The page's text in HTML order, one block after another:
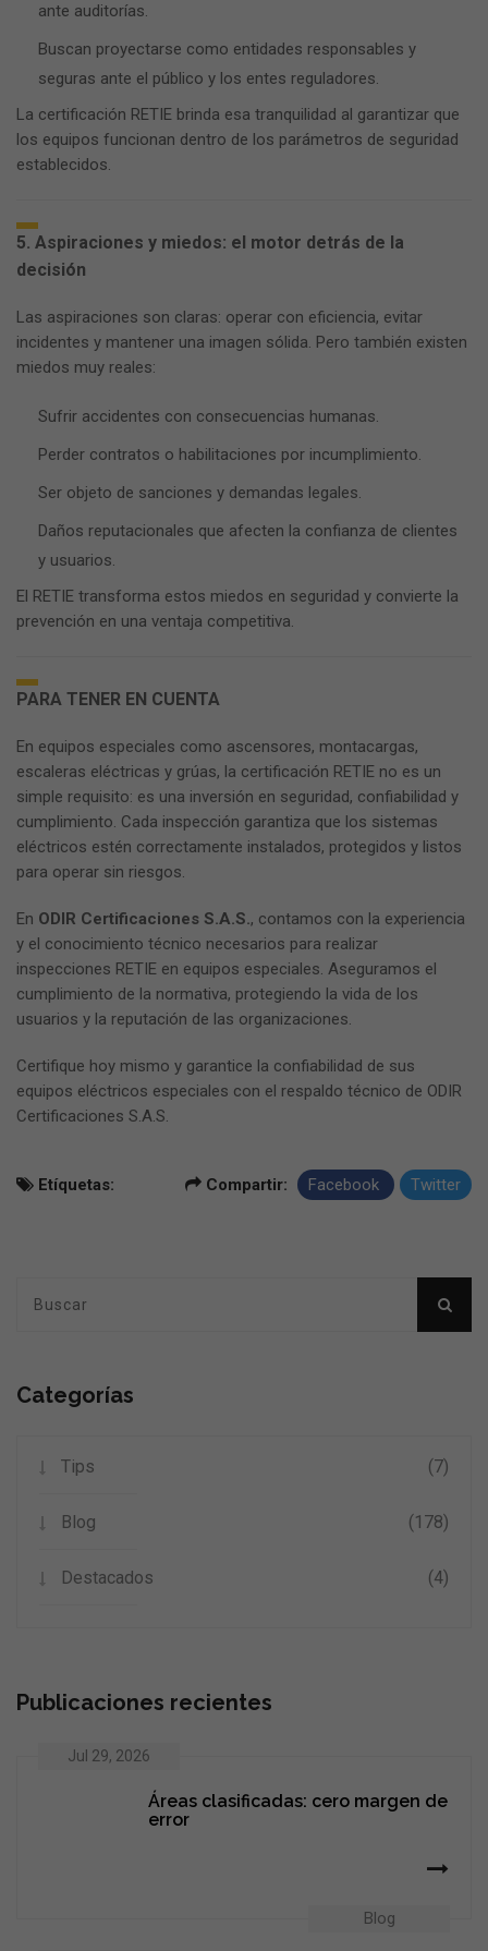
ante auditorías.
Buscan proyectarse como entidades responsables y
seguras ante el público y los entes reguladores.
La certificación RETIE brinda esa tranquilidad al garantizar que
los equipos funcionan dentro de los parámetros de seguridad
establecidos.
5. Aspiraciones y miedos: el motor detrás de la
decisión
Las aspiraciones son claras: operar con eficiencia, evitar
incidentes y mantener una imagen sólida. Pero también existen
miedos muy reales:
Sufrir accidentes con consecuencias humanas.
Perder contratos o habilitaciones por incumplimiento.
Ser objeto de sanciones y demandas legales.
Daños reputacionales que afecten la confianza de clientes
y usuarios.
El RETIE transforma estos miedos en seguridad y convierte la
prevención en una ventaja competitiva.
PARA TENER EN CUENTA
En equipos especiales como ascensores, montacargas,
escaleras eléctricas y grúas, la certificación RETIE no es un
simple requisito: es una inversión en seguridad, confiabilidad y
cumplimiento. Cada inspección garantiza que los sistemas
eléctricos estén correctamente instalados, protegidos y listos
para operar sin riesgos.
En ODIR Certificaciones S.A.S., contamos con la experiencia
y el conocimiento técnico necesarios para realizar
inspecciones RETIE en equipos especiales. Aseguramos el
cumplimiento de la normativa, protegiendo la vida de los
usuarios y la reputación de las organizaciones.
Certifique hoy mismo y garantice la confiabilidad de sus
equipos eléctricos especiales con el respaldo técnico de ODIR
Certificaciones S.A.S.
Etíquetas: Compartir: Facebook Twitter
Categorías
Tips (7)
Blog (178)
Destacados (4)
Publicaciones recientes
Jul 29, 2026
Blog
Áreas clasificadas: cero margen de
error